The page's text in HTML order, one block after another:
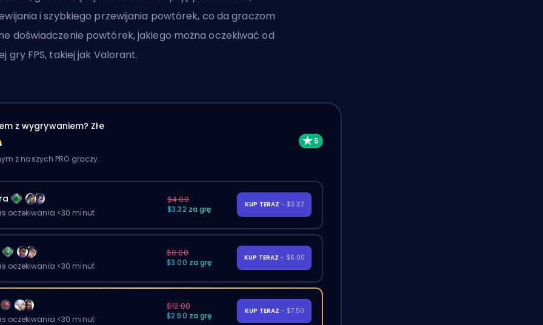
i szybkiego przewijania powtórek, co da graczom
doświadczenie powtórek, jakiego można oczekiwać od
gry FPS, takiej jak Valorant.
z wygrywaniem? Złe
z naszych PRO graczy.
oczekiwania <30 minut
$4.00
$3.32 za grę
KUP TERAZ - $3.32
oczekiwania <30 minut
$8.00
$3.00 za grę
KUP TERAZ - $6.00
oczekiwania <30 minut
$12.00
$2.50 za grę
KUP TERAZ - $7.50